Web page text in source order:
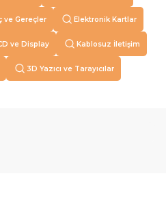
ve Gereçler Elektronik Kartlar
ve Display Kablosuz İletişim
3D Yazıcı ve Tarayıcılar